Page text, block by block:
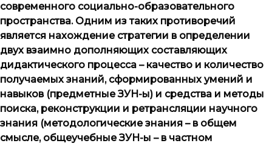
современного социально-обра­зо­ва­тель­ного
пространства. Одним из таких противоречий
является нахождение стратегии в определении
двух взаимно дополняющих составляющих
дидактического процесса – качество и количество
получаемых знаний, сформированных умений и
навыков (предметные ЗУН-ы) и средства и методы
поиска, реконструкции и ретрансляции научного
знания (методологические знания – в общем
смысле, общеучебные ЗУН-ы – в частном